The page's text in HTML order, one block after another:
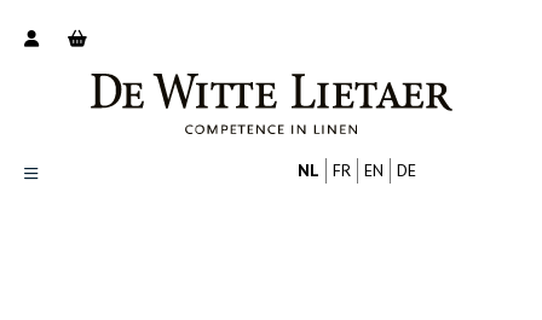
NL FR EN DE